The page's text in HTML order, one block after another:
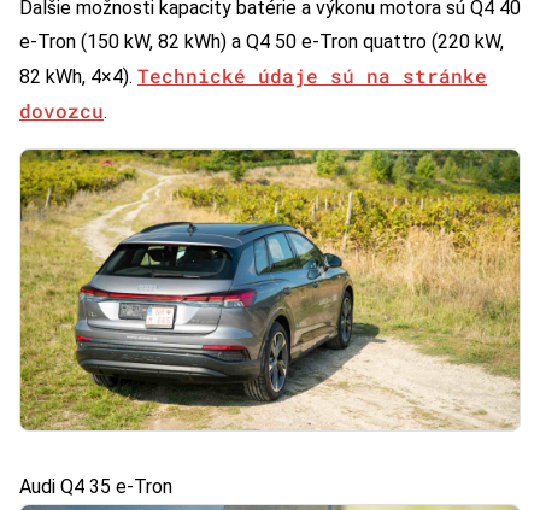
Ďalšie možnosti kapacity batérie a výkonu motora sú Q4 40
e-Tron (150 kW, 82 kWh) a Q4 50 e-Tron quattro (220 kW,
82 kWh, 4×4). Technické údaje sú na stránke
dovozcu.
Audi Q4 35 e-Tron